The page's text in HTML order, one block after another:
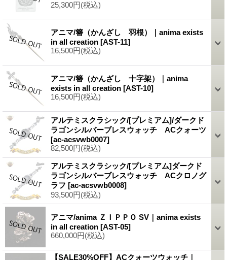
25,300円(税込)
アニマ/簪（かんざし 羽根）｜anima exists
in all creation [AST-11]
16,500円(税込)
アニマ/簪（かんざし 十字架）｜anima
exists in all creation [AST-10]
16,500円(税込)
アルテミスクラシック/[プレミアム]/ダークド
ラゴンシルバーブレスウォッチ ACクォーツ
[ac-acsvwb0007]
82,500円(税込)
アルテミスクラシック/[プレミアム]ダークド
ラゴンシルバーブレスウォッチ ACクロノグ
ラフ [ac-acsvwb0008]
93,500円(税込)
アニマ/anima ＺＩＰＰＯ SV｜anima exists
in all creation [AST-05]
660,000円(税込)
【SALE30%OFF】ACクォーツウォッチ｜